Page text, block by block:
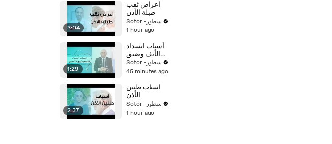
3:04
أعراض ثقب
طبلة الأذن
Sotor -سطور
1 hour ago
1:29
أسباب انسداد
الأنف وضيق
التنفس Sotor -سطور
45 minutes ago
2:37
أسباب طنين
الأذن
Sotor -سطور
1 hour ago